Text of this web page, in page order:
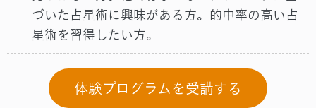
づいた占星術に興味がある方。的中率の高い占
星術を習得したい方。
体験プログラムを受講する